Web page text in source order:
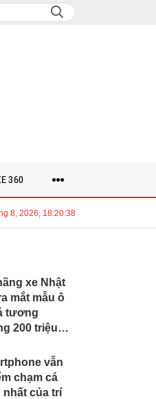
năm 2050
8, 2026, 18:20:39
360
xe Nhật
mắt mẫu ô
tương
200 triệu
từ E20 đến
vẫn
chạm cá
nhất của trí